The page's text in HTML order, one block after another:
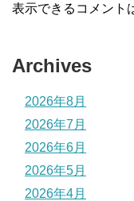
表示できるコメント
Archives
2026年8月
2026年7月
2026年6月
2026年5月
2026年4月